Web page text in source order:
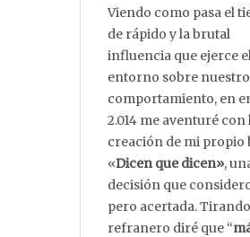
Viendo como pasa el
de rápido y la brutal
influencia que ejerce
entorno sobre nuestro
comportamiento, en
2.014 me aventuré con
creación de mi propio
«Dicen que dicen»,
decisión que
pero acertada.
refranero diré que “